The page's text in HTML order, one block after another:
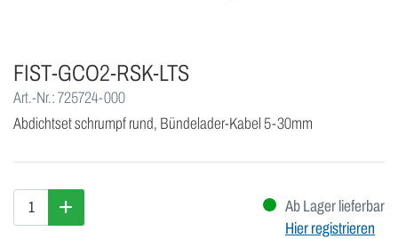
FIST-GCO2-RSK-LTS
Art.-Nr.: 725724-000
Abdichtset schrumpf rund, Bündelader-Kabel 5-30mm
Ab Lager lieferbar
Hier registrieren